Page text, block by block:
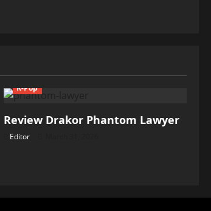
K-Pop
Review Drakor Phantom Lawyer
Editor